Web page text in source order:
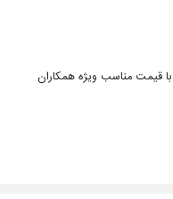
قیمت مناسب ویژه همکاران